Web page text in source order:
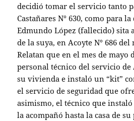
decidió tomar el servicio tanto
Castañares N° 630, como para
Edmundo López (fallecido) sita
de la suya, en Acoyte N° 686
Relatan que en el mes de mayo
personal técnico del servicio de
su vivienda e instaló un “kit”
el servicio de seguridad que
asimismo, el técnico que
la acompañó hasta la casa de